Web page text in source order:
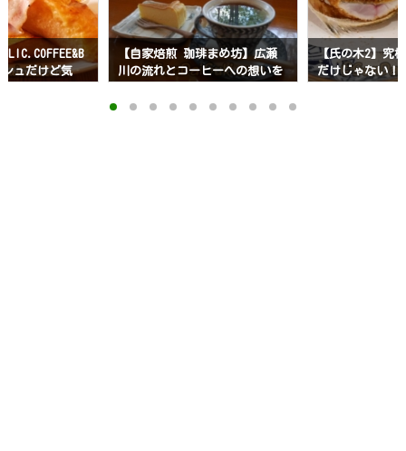
シュだけど気
【自家焙煎 珈琲まめ坊】広瀬
川の流れとコーヒーへの想いを
【氏の木2】究
だけじゃない！